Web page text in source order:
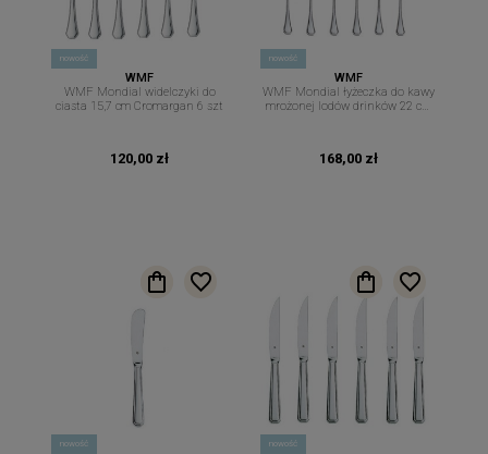
nowość
WMF
WMF Mondial widelczyki do
ciasta 15,7 cm Cromargan 6 szt
120,00 zł
nowość
WMF
WMF Mondial łyżeczka do kawy
mrożonej lodów drinków 22 cm
168,00 zł
nowość nowość